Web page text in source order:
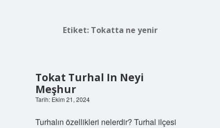
Etiket: Tokatta ne yenir
Tokat Turhal In Neyi
Meşhur
Tarih: Ekim 21, 2024
Turhalın özellikleri nelerdir? Turhal ilçesi